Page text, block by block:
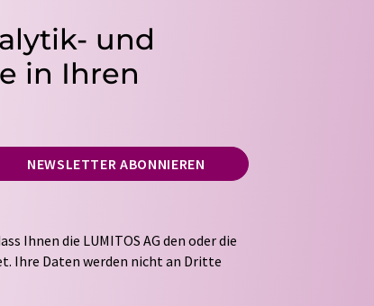
und
in Ihren
NEWSLETTER ABONNIEREN
Ihnen die LUMITOS AG den oder die
Ihre Daten werden nicht an Dritte
Daten durch die LUMITOS AG erfolgt